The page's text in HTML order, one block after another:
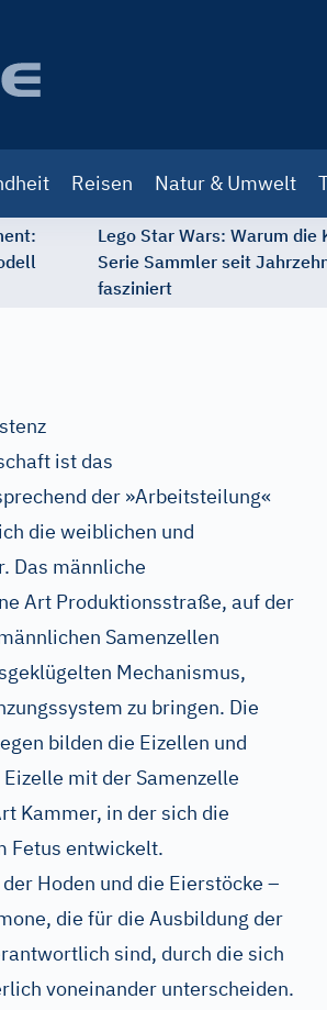
Reisen Natur & Umwelt
Lego Star Wars: Warum die
Serie Sammler seit
fasziniert
ist das
der »Arbeitsteilung«
die weiblichen und
Das männliche
Art Produktionsstraße, auf der
Samenzellen
Mechanismus,
zu bringen. Die
bilden die Eizellen und
mit der Samenzelle
Kammer, in der sich die
Fetus entwickelt.
Hoden und die Eierstöcke –
die für die Ausbildung der
sind, durch die sich
voneinander unterscheiden.